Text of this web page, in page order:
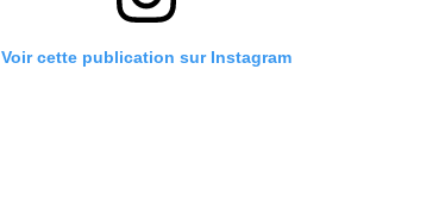
Voir cette publication sur Instagram